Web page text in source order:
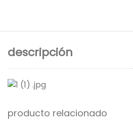
descripción
producto relacionado